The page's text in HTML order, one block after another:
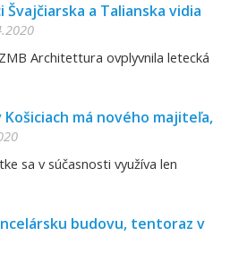
Švajčiarska a Talianska vidia
Architettura ovplyvnila letecká
má nového majiteľa,
sa v súčasnosti využíva len
budovu, tentoraz v